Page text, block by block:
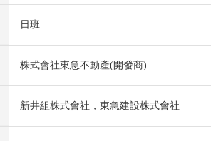
日班
株式會社東急不動產(開發商)
新井組株式會社，東急建設株式會社